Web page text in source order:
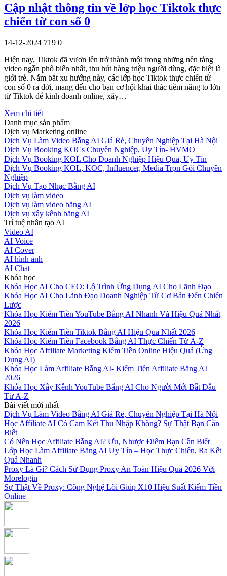
Cập nhật thông tin về lớp học Tiktok thực
chiến từ con số 0
14-12-2024 719 0
Hiện nay, Tiktok đã vươn lên trở thành một trong những nền tảng
video ngắn phổ biến nhất, thu hút hàng triệu người dùng, đặc biệt là
giới trẻ. Nắm bắt xu hướng này, các lớp học Tiktok thực chiến từ
con số 0 ra đời, mang đến cho bạn cơ hội khai thác tiềm năng to lớn
từ Tiktok để kinh doanh online, xây…
Xem chi tiết
Danh mục sản phẩm
Dịch vụ Marketing online
Dịch Vụ Làm Video Bằng AI Giá Rẻ, Chuyên Nghiệp Tại Hà Nội
Dịch Vụ Booking KOCs Chuyên Nghiệp, Uy Tín- HVMO
Dịch Vụ Booking KOL Cho Doanh Nghiệp Hiệu Quả, Uy Tín
Dịch Vụ Booking KOL, KOC, Influencer, Media Trọn Gói Chuyên
Nghiệp
Dịch Vụ Tạo Nhạc Bằng AI
Dịch vụ làm video
Dịch vụ làm video bằng AI
Dịch vụ xây kênh bằng AI
Trí tuệ nhân tạo AI
Video AI
AI Voice
AI Cover
AI hình ảnh
AI Chat
Khóa học
Khóa Học AI Cho CEO: Lộ Trình Ứng Dụng AI Cho Lãnh Đạo
Khóa Học AI Cho Lãnh Đạo Doanh Nghiệp Từ Cơ Bản Đến Chiến
Lược
Khóa Học Kiếm Tiền YouTube Bằng AI Nhanh Và Hiệu Quả Nhất
2026
Khóa Học Kiếm Tiền Tiktok Bằng AI Hiệu Quả Nhất 2026
Khóa Học Kiếm Tiền Facebook Bằng AI Thực Chiến Từ A-Z
Khóa Học Affiliate Marketing Kiếm Tiền Online Hiệu Quả (Ứng
Dụng AI)
Khóa Học Làm Affiliate Bằng AI- Kiếm Tiền Affiliate Bằng AI
2026
Khóa Học Xây Kênh YouTube Bằng AI Cho Người Mới Bắt Đầu
Từ A-Z
Bài viết mới nhất
Dịch Vụ Làm Video Bằng AI Giá Rẻ, Chuyên Nghiệp Tại Hà Nội
Học Affiliate AI Có Cam Kết Thu Nhập Không? Sự Thật Bạn Cần
Biết
Có Nên Học Affiliate Bằng AI? Ưu, Nhược Điểm Bạn Cần Biết
Lớp Học Làm Affiliate Bằng AI Uy Tín – Học Thực Chiến, Ra Kết
Quả Nhanh
Proxy Là Gì? Cách Sử Dụng Proxy An Toàn Hiệu Quả 2026 Với
Morelogin
Sự Thật Về Proxy: Công Nghệ Lõi Giúp X10 Hiệu Suất Kiếm Tiền
Online